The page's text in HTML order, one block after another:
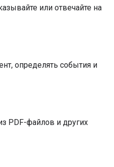
или отвечайте на
определять события и
PDF-файлов и других